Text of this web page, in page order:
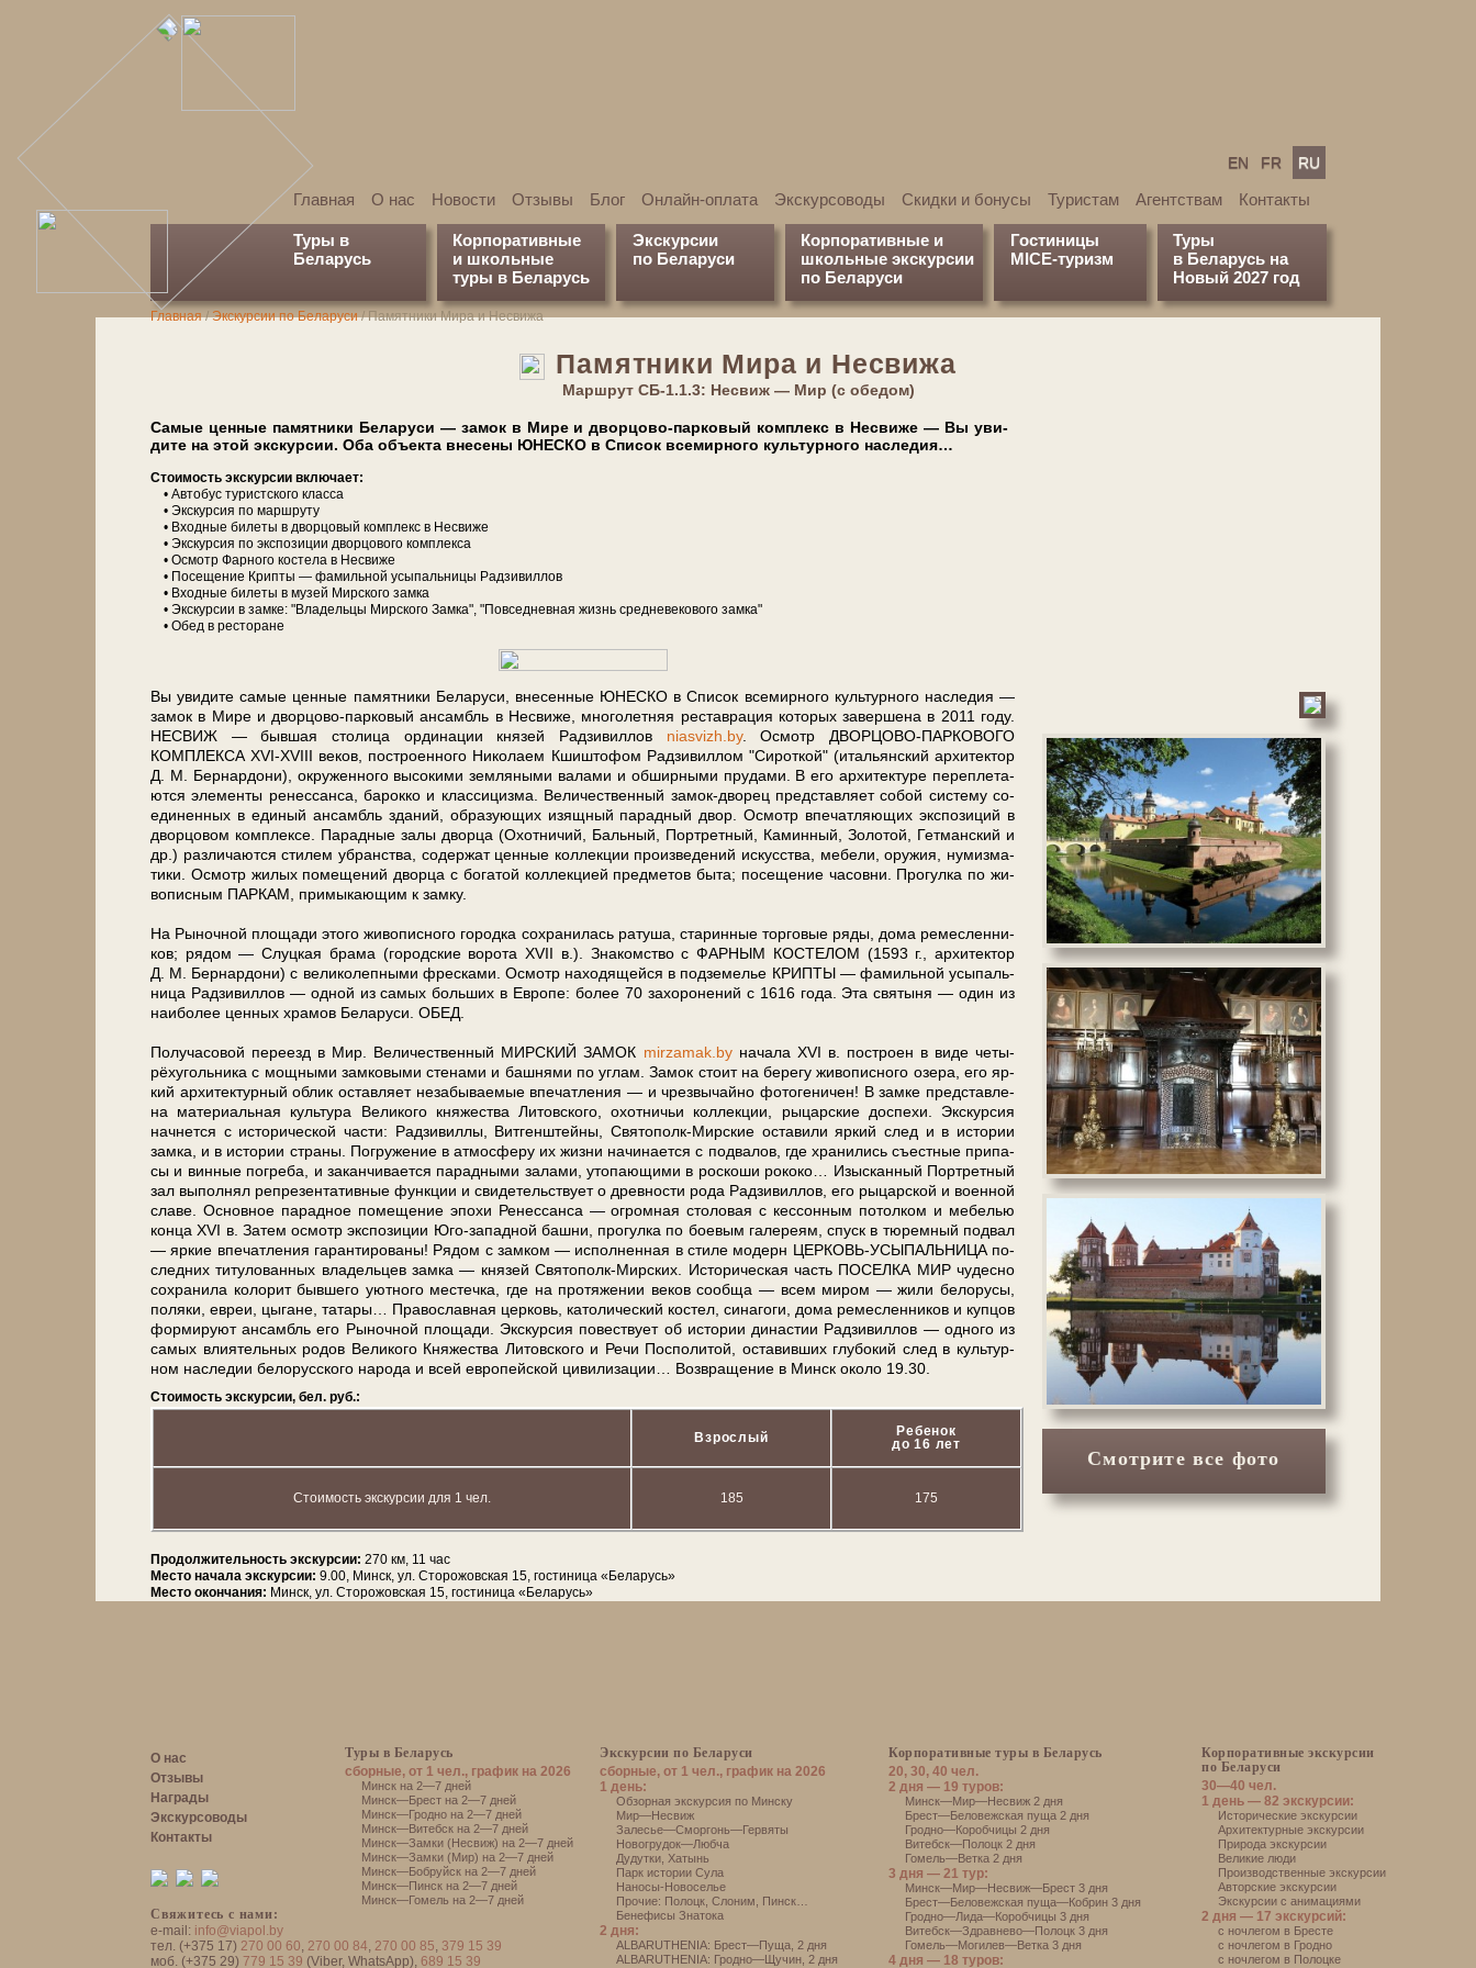
EN FR RU
Главная О нас Новости Отзывы Блог Онлайн-оплата Экскурсоводы Скидки и бонусы Туристам Агентствам Контакты
Туры в
Беларусь
Корпоративные
и школьные
туры в Беларусь
Экскурсии
по Беларуси
Корпоративные и
школьные экскурсии
по Беларуси
Гостиницы
MICE-туризм
Туры
в Беларусь на
Новый 2027 год
Главная/Экскурсии по Беларуси/Памятники Мира и Несвижа
Памятники Мира и Несвижа
Марш­рут СБ-1.1.3: Несвиж — Мир (с обедом)
Самые цен­ные па­мят­ни­ки Бе­ла­ру­си — за­мок в Мире и дворцово-парковый ком­плекс в Не­сви­же — Вы уви­
ди­те на этой экс­кур­сии. Оба объ­ек­та вне­се­ны ЮНЕСКО в Спи­сок все­мир­но­го куль­тур­но­го на­сле­дия…
Сто­и­мость экс­кур­сии вклю­ча­ет:
• Автобус туристского клас­са
• Экс­кур­сия по марш­ру­ту
• Вход­ные би­ле­ты в двор­цо­вый ком­плекс в Не­сви­же
• Экс­кур­сия по экс­по­зи­ции двор­цо­во­го ком­плек­са
• Осмотр Фар­но­го ко­сте­ла в Не­сви­же
• По­се­ще­ние Крипты — фамильной усыпальницы Рад­зи­вил­лов
• Вход­ные би­ле­ты в му­зей Мир­ско­го зам­ка
• Экскурсии в зам­ке: "Владельцы Мир­ско­го Замка", "Повседневная жизнь сред­не­ве­ко­во­го зам­ка"
• Обед в ре­сто­ра­не
Вы уви­ди­те са­мые цен­ные па­мят­ни­ки Бе­ла­ру­си, вне­сен­ные ЮНЕСКО в Спи­сок все­мир­но­го куль­тур­но­го на­сле­дия —
за­мок в Мире и дворцово-парковый ан­самбль в Не­сви­же, мно­го­лет­няя ре­став­ра­ция ко­то­рых за­вер­ше­на в 2011 го­ду.
НЕСВИЖ — бывшая столица ор­ди­на­ции кня­зей Рад­зи­вил­лов niasvizh.by. Осмотр ДВОРЦОВО-ПАРКОВОГО
КОМПЛЕКСА XVI-XVIII ве­ков, по­стро­ен­но­го Ни­ко­ла­ем Кшишто­фом Рад­зи­вил­лом "Си­рот­кой" (итальянский ар­хи­тек­тор
Д. М. Бер­нар­до­ни), окру­жен­но­го вы­со­ки­ми зем­ля­ны­ми ва­ла­ми и об­шир­ны­ми пру­да­ми. В его ар­хи­тек­ту­ре пе­ре­пле­та­
ют­ся эле­мен­ты ре­нес­сан­са, ба­рок­ко и клас­си­циз­ма. Ве­ли­чест­вен­ный замок-дворец пред­став­ля­ет со­бой си­сте­му со­
еди­нен­ных в еди­ный ан­самбль зда­ний, об­ра­зую­щих изящ­ный па­рад­ный двор. Осмотр впе­чат­ляю­щих экс­по­зи­ций в
двор­цо­вом ком­плек­се. Парадные за­лы двор­ца (Охот­ни­чий, Баль­ный, Порт­рет­ный, Ка­мин­ный, Зо­ло­той, Гет­ман­ский и
др.) раз­ли­ча­ют­ся сти­лем убран­ства, со­дер­жат цен­ные кол­лек­ции про­из­ве­де­ний ис­кус­ства, ме­бе­ли, ору­жия, ну­миз­ма­
ти­ки. Осмотр жи­лых по­ме­ще­ний двор­ца с бо­га­той кол­лек­ци­ей пред­ме­тов бы­та; посещение ча­сов­ни. Прогулка по жи­
во­пис­ным ПАР­КАМ, при­мы­каю­щим к зам­ку.
На Рыночной пло­ща­ди это­го жи­во­пис­но­го го­род­ка со­хра­ни­лась ра­ту­ша, ста­рин­ные тор­го­вые ря­ды, до­ма ре­мес­лен­ни­
ков; ря­дом — Слуц­кая бра­ма (го­род­ские во­ро­та XVII в.). Зна­ком­ство с ФАРНЫМ КОСТЕЛОМ (1593 г., ар­хи­тек­тор
Д. М. Бер­нар­до­ни) с ве­ли­ко­леп­ны­ми фрес­ка­ми. Осмотр на­хо­дя­щей­ся в под­зе­ме­лье КРИПТЫ — фамильной усы­паль­
ни­ца Рад­зи­вил­лов — одной из са­мых боль­ших в Ев­ро­пе: бо­лее 70 за­хо­ро­не­ний с 1616 го­да. Эта свя­ты­ня — один из
наи­бо­лее цен­ных хра­мов Бе­ла­ру­си. ОБЕД.
По­лу­ча­со­вой переезд в Мир. Ве­ли­чест­вен­ный МИР­СКИЙ ЗАМОК mir­za­mak.byна­ча­ла XVI в. по­стро­ен в ви­де че­ты­
рёхугольника с мощ­ны­ми зам­ко­вы­ми сте­на­ми и баш­ня­ми по уг­лам. Замок стоит на бе­ре­гу жи­во­пис­но­го озе­ра, его яр­
кий ар­хи­тек­тур­ный об­лик остав­ля­ет не­за­бы­вае­мые впе­чат­ле­ния — и чрез­вы­чай­но фотогеничен! В зам­ке пред­став­ле­
на ма­те­ри­аль­ная куль­ту­ра Ве­ли­ко­го княжества Ли­тов­ско­го, охот­ни­чьи кол­лек­ции, ры­цар­ские до­спе­хи. Экс­кур­сия
начнется с ис­то­ри­че­ской ча­сти: Рад­зи­вил­лы, Витгенштейны, Святополк-Мирские оста­ви­ли яр­кий след и в ис­то­рии
зам­ка, и в ис­то­рии стра­ны. По­гру­же­ние в ат­мо­сфе­ру их жиз­ни на­чи­на­ет­ся с под­ва­лов, где хра­ни­лись съе­ст­ные при­па­
сы и вин­ные по­гре­ба, и за­кан­чи­ва­ет­ся парадными залами, утопающими в рос­ко­ши ро­ко­ко… Изысканный Порт­рет­ный
зал вы­пол­нял ре­пре­зен­та­тив­ные функ­ции и сви­де­тель­ству­ет о древ­но­сти ро­да Рад­зи­вил­лов, его ры­цар­ской и во­ен­ной
сла­ве. Ос­нов­ное па­рад­ное по­ме­ще­ние эпо­хи Ренессанса — огромная сто­ло­вая с кес­сон­ным по­тол­ком и ме­бе­лью
кон­ца XVI в. За­тем осмотр экс­по­зи­ции Юго-западной баш­ни, про­гул­ка по боевым галереям, спуск в тюремный подвал
— яр­кие впе­чат­ле­ния га­ран­ти­ро­ва­ны! Рядом с зам­ком — ис­пол­нен­ная в сти­ле мо­дерн ЦЕРКОВЬ-УСЫПАЛЬНИЦА по­
след­них ти­ту­ло­ван­ных вла­дель­цев зам­ка — кня­зей Святополк-Мирских. Ис­то­ри­че­ская часть ПО­СЕЛКА МИР чу­дес­но
со­хра­ни­ла ко­ло­рит быв­ше­го уют­но­го ме­с­теч­ка, где на про­тя­же­нии ве­ков со­об­ща — всем ми­ром — жи­ли бе­ло­ру­сы,
по­ля­ки, евреи, цы­га­не, та­та­ры… Пра­во­слав­ная цер­ковь, ка­то­ли­че­ский ко­стел, си­на­го­ги, до­ма ре­мес­лен­ни­ков и куп­цов
фор­ми­ру­ют ан­самбль его Рыночной пло­ща­ди. Экс­кур­сия по­вест­ву­ет об ис­то­рии ди­на­стии Рад­зи­вил­лов — од­но­го из
са­мых вли­я­тель­ных ро­дов Ве­ли­ко­го Кня­же­ства Ли­тов­ско­го и Ре­чи Поспо­ли­той, оста­вив­ших глу­бо­кий след в куль­тур­
ном на­сле­дии бе­ло­рус­ско­го на­ро­да и всей ев­ро­пей­ской ци­ви­ли­за­ции… Воз­вра­ще­ние в Минск око­ло 19.30.
Стоимость экскурсии, бел. руб.:
Взрослый
Ребенок
до 16 лет
Стоимость экскурсии для 1 чел. 185 175
Продолжительность экскурсии: 270 км, 11 час
Место начала экскурсии: 9.00, Минск, ул. Сторожовская 15, гостиница «Беларусь»
Место окончания: Минск, ул. Сторожовская 15, гостиница «Беларусь»
Смотрите все фото
О нас
Отзывы
Награды
Экскурсоводы
Контакты
Свяжитесь с нами:
e-mail: info@viapol.by
тел. (+375 17) 270 00 60, 270 00 84, 270 00 85, 379 15 39
моб. (+375 29) 779 15 39 (Viber, WhatsApp), 689 15 39
Туры в Беларусь
сборные, от 1 чел., график на 2026
Минск на 2—7 дней
Минск—Брест на 2—7 дней
Минск—Гродно на 2—7 дней
Минск—Витебск на 2—7 дней
Минск—Замки (Несвиж) на 2—7 дней
Минск—Замки (Мир) на 2—7 дней
Минск—Бобруйск на 2—7 дней
Минск—Пинск на 2—7 дней
Минск—Гомель на 2—7 дней
Экскурсии по Беларуси
сборные, от 1 чел., график на 2026
1 день:
Обзорная экскурсия по Минску
Мир—Несвиж
Залесье—Сморгонь—Гервяты
Новогрудок—Любча
Дудутки Хатынь
Парк истории Сула
Наносы-Новоселье
Прочие: Полоцк Слоним Пинск
Бенефисы Знатока
2 дня:
АLBARUTHENIA: Брест—Пуща, 2 дня
АLBARUTHENIA: Гродно—Щучин, 2 дня
Корпоративные туры в Беларусь
20, 30, 40 чел.
2 дня — 19 туров:
Минск—Мир—Несвиж 2 дня
Брест—Беловежская пуща 2 дня
Гродно—Коробчицы 2 дня
Витебск—Полоцк 2 дня
Гомель—Ветка 2 дня
3 дня — 21 тур:
Минск—Мир—Несвиж—Брест 3 дня
Брест—Беловежская пуща—Кобрин 3 дня
Гродно—Лида—Коробчицы 3 дня
Витебск—Здравнево—Полоцк 3 дня
Гомель—Могилев—Ветка 3 дня
4 дня — 18 туров:
Корпоративные экскурсии
по Беларуси
30—40 чел.
1 день — 82 экскурсии:
Исторические экскурсии
Архитектурные экскурсии
Природа экскурсии
Великие люди
Производственные экскурсии
Авторские экскурсии
Экскурсии с анимациями
2 дня — 17 экскурсий:
с ночлегом в Бресте
с ночлегом в Гродно
с ночлегом в Полоцке